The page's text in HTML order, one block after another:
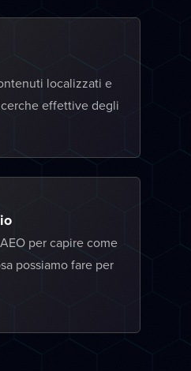
localizzati e
effettive degli
per capire come
possiamo fare per